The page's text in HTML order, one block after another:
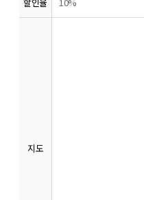
지도